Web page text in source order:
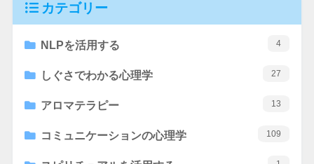
カテゴリー
NLPを活用する 4
しぐさでわかる心理学 27
アロマテラピー 13
コミュニケーションの心理学 109